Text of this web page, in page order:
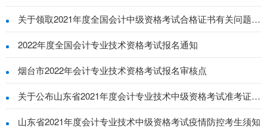
关于领取2021年度全国会计中级资格考试合格证书有关问题的通知
2022年度全国会计专业技术资格考试报名通知
烟台市2022年会计专业技术资格考试报名审核点
关于公布山东省2021年度会计专业技术中级资格考试准考证打印有关事项的通知
山东省2021年度会计专业技术中级资格考试疫情防控考生须知